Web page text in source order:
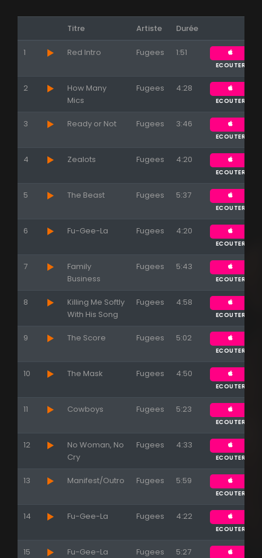
Titre Artiste Durée
1 Red Intro Fugees 1:51
ECOUTER
2
How Many
Mics
Fugees 4:28
ECOUTER
3 Ready or Not Fugees 3:46
ECOUTER
4 Zealots Fugees 4:20
ECOUTER
5 The Beast Fugees 5:37
ECOUTER
6 Fu-Gee-La Fugees 4:20
ECOUTER
7
Family
Business
Fugees 5:43
ECOUTER
8
Killing Me Softly
With His Song
Fugees 4:58
ECOUTER
9 The Score Fugees 5:02
ECOUTER
10 The Mask Fugees 4:50
ECOUTER
11 Cowboys Fugees 5:23
ECOUTER
12
No Woman, No
Cry
Fugees 4:33
ECOUTER
13 Manifest/Outro Fugees 5:59
ECOUTER
14 Fu-Gee-La Fugees 4:22
ECOUTER
15 Fu-Gee-La Fugees 5:27